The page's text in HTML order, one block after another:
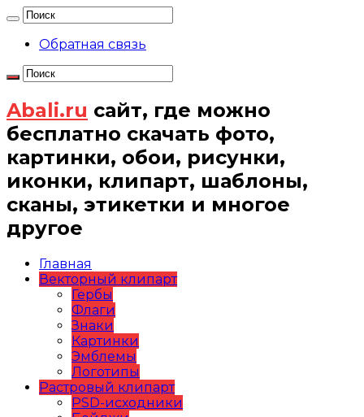
Обратная связь
Abali.ru сайт, где можно
бесплатно скачать фото,
картинки, обои, рисунки,
иконки, клипарт, шаблоны,
сканы, этикетки и многое
другое
Главная
Векторный клипарт
Гербы
Флаги
Знаки
Картинки
Эмблемы
Логотипы
Растровый клипарт
PSD-исходники